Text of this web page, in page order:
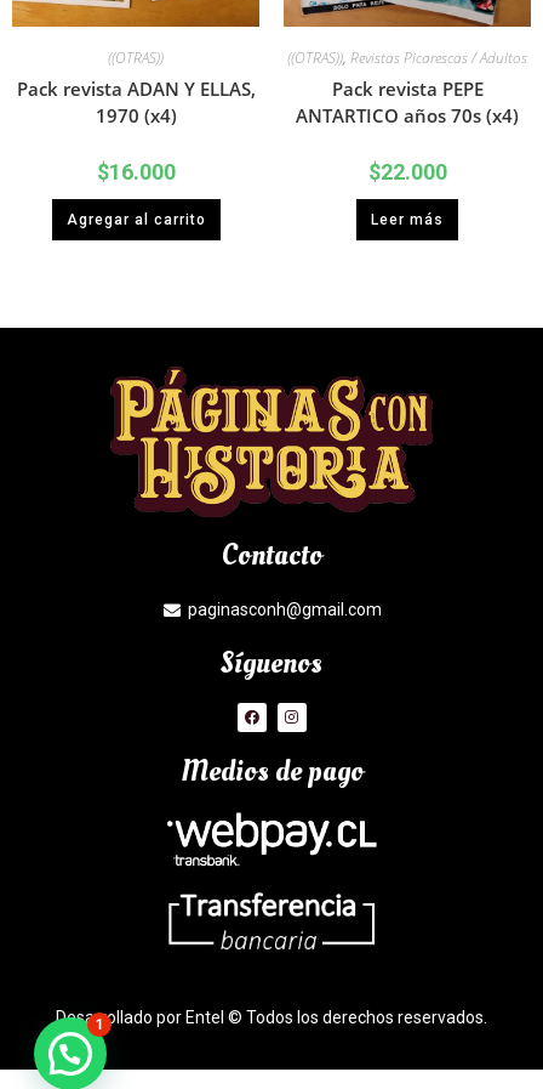
((OTRAS))
Pack revista ADAN Y ELLAS,
1970 (x4)
$16.000
Agregar al carrito
((OTRAS)), Revistas Picarescas / Adultos
Pack revista PEPE
ANTARTICO años 70s (x4)
$22.000
Leer más
Contacto
paginasconh@gmail.com
Síguenos
Medios de pago
Desarrollado por Entel © Todos los derechos reservados.
1